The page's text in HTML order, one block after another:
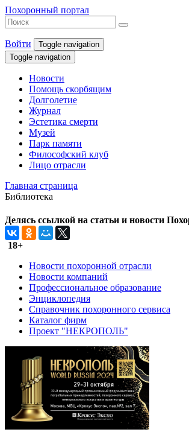
Похоронный портал
Войти
Toggle navigation
Toggle navigation
Новости
Помощь скорбящим
Долголетие
Журнал
Эстетика смерти
Музей
Парк памяти
Философский клуб
Лицо отрасли
Главная страница
Библиотека
Делясь ссылкой на статьи и новости
18+
Новости похоронной отрасли
Новости компаний
Профессиональное образование
Энциклопедия
Справочник похоронного сервиса
Каталог фирм
Проект "НЕКРОПОЛЬ"